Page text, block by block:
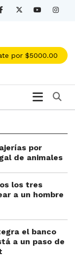
por $5000.00
por
de animales
los tres
a un hombre
el banco
a un paso de